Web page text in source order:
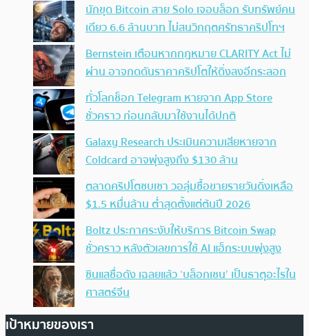
นักขุด Bitcoin สาย Solo เจอบล็อก รับทรัพย์คน
เดียว 6.6 ล้านบาท ไม่สนวิกฤตศรัทธาคริปโทฯ
Bernstein เตือนหากกฎหมาย CLARITY Act ไม่
ผ่าน อาจกดดันราคาคริปโตให้ดิ่งลงอีกระลอก
ทั่วโลกช็อก Telegram หายจาก App Store
ชั่วคราว ก่อนกลับมาใช้งานได้ปกติ
Galaxy Research ประเมินความเสียหายจาก
Coldcard อาจพุ่งสูงถึง $130 ล้าน
ตลาดคริปโตซบเซา วอลุ่มซื้อขายรายวันดิ่งเหลือ
$1.5 หมื่นล้าน ต่ำสุดตั้งแต่ต้นปี 2026
Boltz ประกาศระงับให้บริการ Bitcoin Swap
ชั่วคราว หลังตัวเลขการใช้ AI แฮ็กระบบพุ่งสูง
ซินแสชื่อดัง เฉลยแล้ว ‘บล็อกเชน’ เป็นธาตุอะไรใน
ศาสตร์จีน
เป้าหมายของเรา